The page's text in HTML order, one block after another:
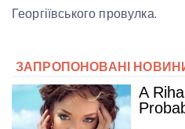
Георгіївського провулка.